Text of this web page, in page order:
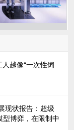
越像“一次性饲
现状报告：超级
博弈，在限制中